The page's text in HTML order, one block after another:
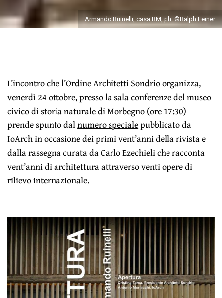
Armando Ruinelli, casa RM, ph. ©Ralph Feiner
L’incontro che l’Ordine Architetti Sondrioorganizza,
venerdì 24 ottobre, presso la sala conferenze delmuseo
civico di storia naturale di Morbegno(ore 17:30)
prende spunto dalnumero specialepubblicato da
IoArch in occasione dei primi vent’anni della rivista e
dalla rassegna curata da Carlo Ezechieli che racconta
vent’anni di architettura attraverso venti opere di
rilievo internazionale.